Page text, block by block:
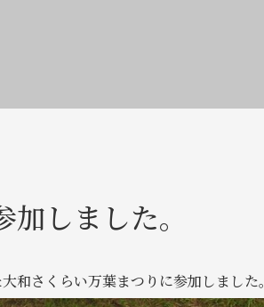
しました。
和さくらい万葉まつりに参加しました。